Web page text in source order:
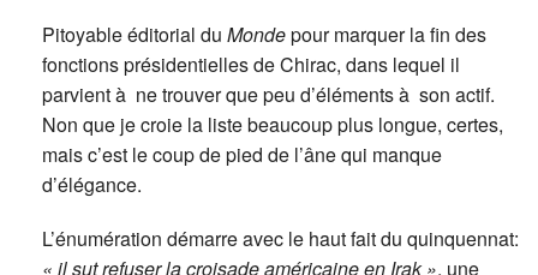
Pitoyable éditorial du Mondepour marquer la fin des
fonctions présidentielles de Chirac, dans lequel il
parvient à ne trouver que peu d’éléments à son actif.
Non que je croie la liste beaucoup plus longue, certes,
mais c’est le coup de pied de l’âne qui manque
d’élégance.
L’énumération démarre avec le haut fait du quinquennat:
« il sut refuser la croisade américaine en Irak », une